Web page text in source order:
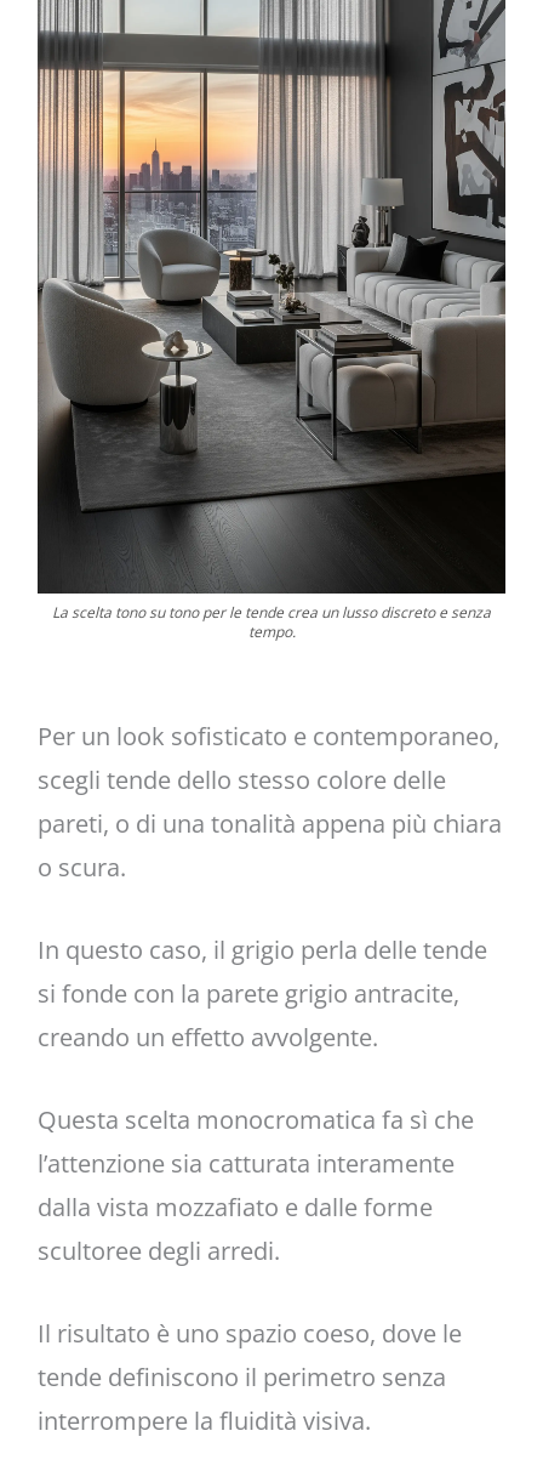
La scelta tono su tono per le tende crea un lusso discreto e senza
tempo.
Per un look sofisticato e contemporaneo,
scegli tende dello stesso colore delle
pareti, o di una tonalità appena più chiara
o scura.
In questo caso, il grigio perla delle tende
si fonde con la parete grigio antracite,
creando un effetto avvolgente.
Questa scelta monocromatica fa sì che
l’attenzione sia catturata interamente
dalla vista mozzafiato e dalle forme
scultoree degli arredi.
Il risultato è uno spazio coeso, dove le
tende definiscono il perimetro senza
interrompere la fluidità visiva.